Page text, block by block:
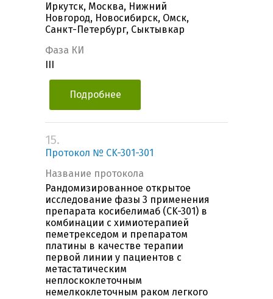
Иркутск, Москва, Нижний
Новгород, Новосибирск, Омск,
Санкт-Петербург, Сыктывкар
Фаза КИ
Подробнее
15.
Протокол № CK-301-301
Название протокола
Рандомизированное открытое
исследование фазы 3 применения
препарата косибелимаб (CK-301) в
комбинации с химиотерапией
пеметрекседом и препаратом
платины в качестве терапии
первой линии у пациентов с
метастатическим
неплоскоклеточным
немелкоклеточным раком легкого